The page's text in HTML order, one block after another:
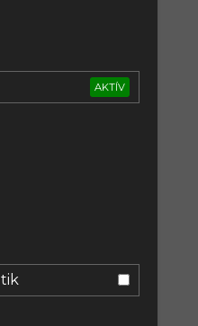
AKTÍV
be:
UNITED -